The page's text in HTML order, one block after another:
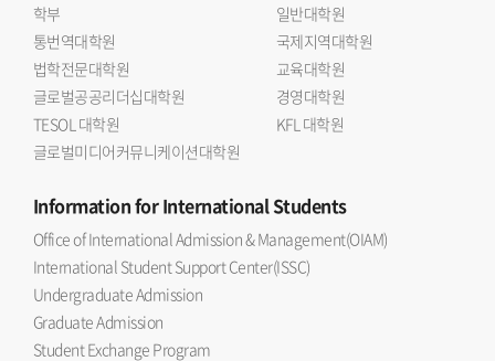
학부
일반대학원
통번역대학원
국제지역대학원
법학전문대학원
교육대학원
글로벌공공리더십대학원
경영대학원
TESOL 대학원
KFL 대학원
글로벌미디어커뮤니케이션대학원
Informationfor International Students
Office of International Admission & Management(OIAM)
International Student Support Center(ISSC)
Undergraduate Admission
Graduate Admission
Student Exchange Program